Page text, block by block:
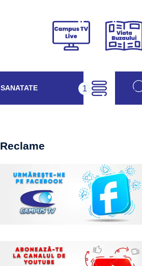
Campus
SANATATE
Reclame